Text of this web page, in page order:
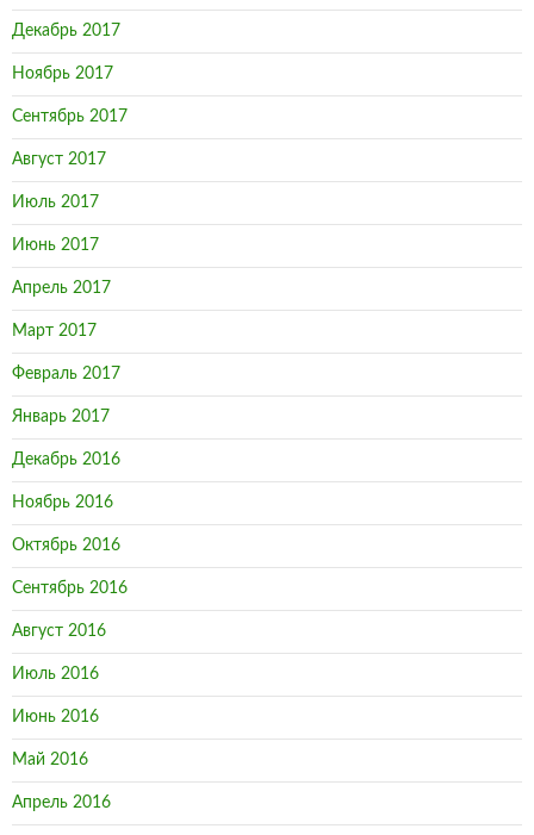
Декабрь 2017
Ноябрь 2017
Сентябрь 2017
Август 2017
Июль 2017
Июнь 2017
Апрель 2017
Март 2017
Февраль 2017
Январь 2017
Декабрь 2016
Ноябрь 2016
Октябрь 2016
Сентябрь 2016
Август 2016
Июль 2016
Июнь 2016
Май 2016
Апрель 2016